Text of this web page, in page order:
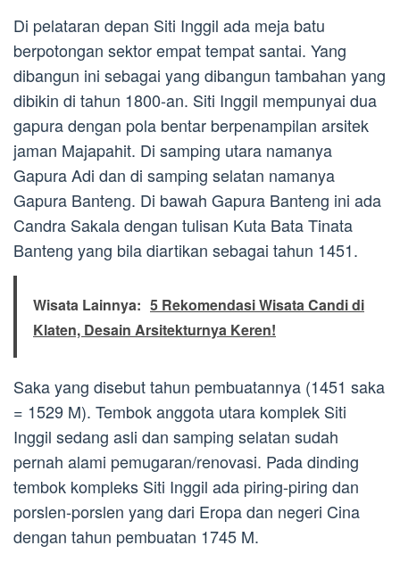
Di pelataran depan Siti Inggil ada meja batu
berpotongan sektor empat tempat santai. Yang
dibangun ini sebagai yang dibangun tambahan yang
dibikin di tahun 1800-an. Siti Inggil mempunyai dua
gapura dengan pola bentar berpenampilan arsitek
jaman Majapahit. Di samping utara namanya
Gapura Adi dan di samping selatan namanya
Gapura Banteng. Di bawah Gapura Banteng ini ada
Candra Sakala dengan tulisan Kuta Bata Tinata
Banteng yang bila diartikan sebagai tahun 1451.
Wisata Lainnya: 5 Rekomendasi Wisata Candi di
Klaten, Desain Arsitekturnya Keren!
Saka yang disebut tahun pembuatannya (1451 saka
= 1529 M). Tembok anggota utara komplek Siti
Inggil sedang asli dan samping selatan sudah
pernah alami pemugaran/renovasi. Pada dinding
tembok kompleks Siti Inggil ada piring-piring dan
porslen-porslen yang dari Eropa dan negeri Cina
dengan tahun pembuatan 1745 M.